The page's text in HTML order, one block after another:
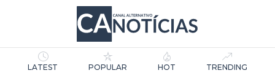
LATEST POPULAR HOT TRENDING